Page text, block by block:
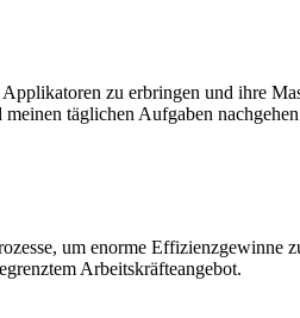
zu erbringen und ihre
täglichen Aufgaben
um enorme Effizienzgewinne
Arbeitskräfteangebot.